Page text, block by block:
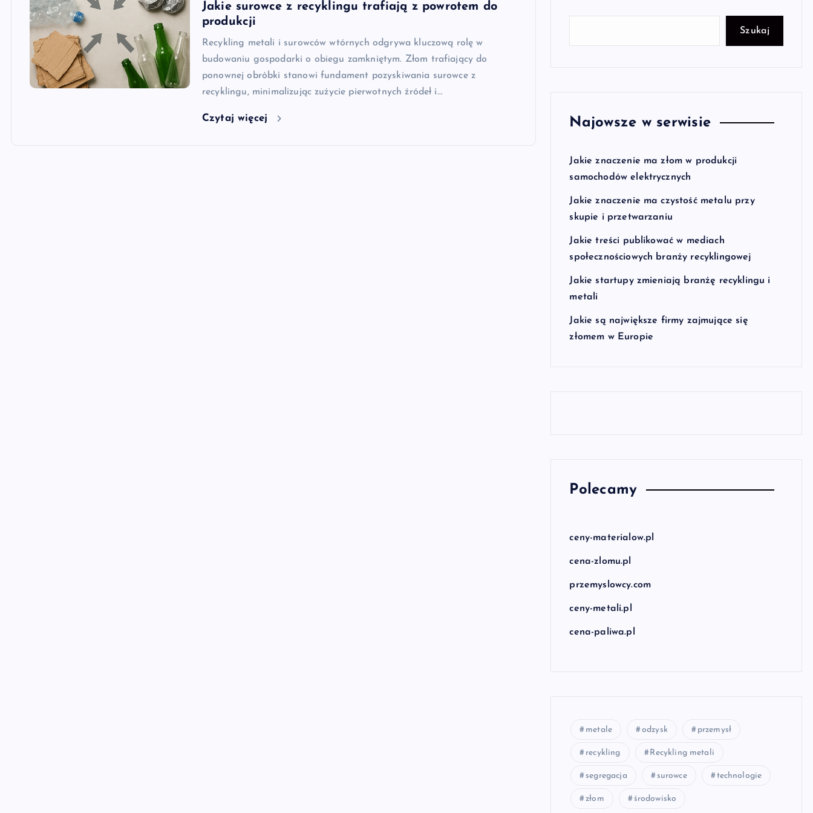
Jakie surowce z recyklingu trafiają z powrotem do
produkcji
Recykling metali i surowców wtórnych odgrywa kluczową rolę w
budowaniu gospodarki o obiegu zamkniętym. Złom trafiający do
ponownej obróbki stanowi fundament pozyskiwania surowce z
recyklingu, minimalizując zużycie pierwotnych źródeł i…
Czytaj więcej
Szukaj
Najowsze w serwisie
Jakie znaczenie ma złom w produkcji
samochodów elektrycznych
Jakie znaczenie ma czystość metalu przy
skupie i przetwarzaniu
Jakie treści publikować w mediach
społecznościowych branży recyklingowej
Jakie startupy zmieniają branżę recyklingu i
metali
Jakie są największe firmy zajmujące się
złomem w Europie
Polecamy
ceny-materialow.pl
cena-zlomu.pl
przemyslowcy.com
ceny-metali.pl
cena-paliwa.pl
metale odzysk przemysł
recykling Recykling metali
segregacja surowce technologie
złom środowisko